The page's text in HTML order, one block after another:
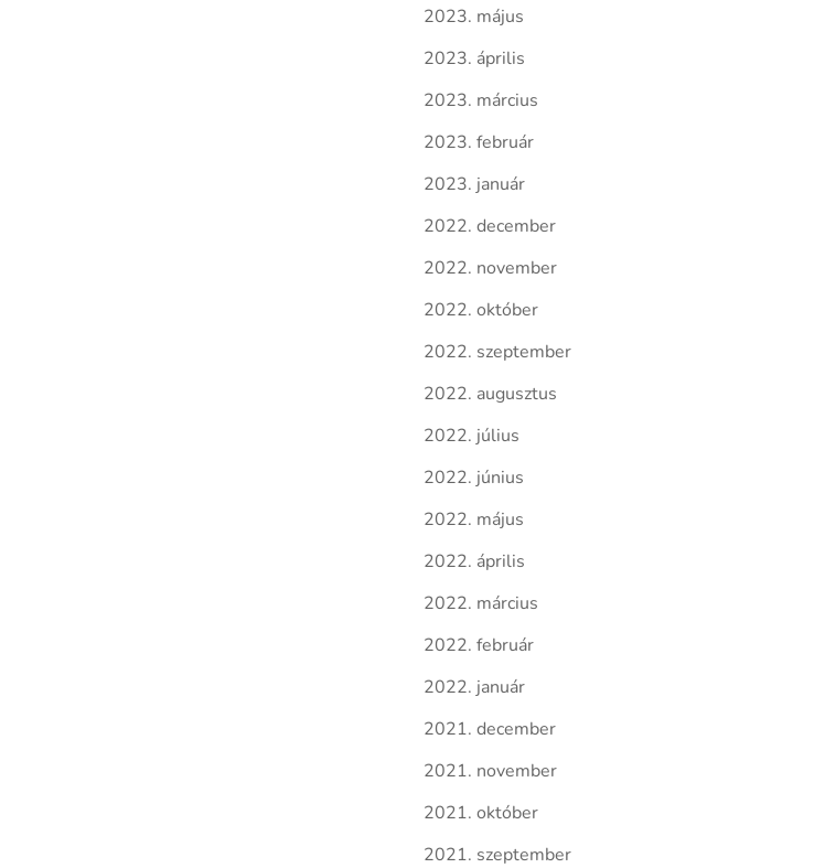
2023. május
2023. április
2023. március
2023. február
2023. január
2022. december
2022. november
2022. október
2022. szeptember
2022. augusztus
2022. július
2022. június
2022. május
2022. április
2022. március
2022. február
2022. január
2021. december
2021. november
2021. október
2021. szeptember